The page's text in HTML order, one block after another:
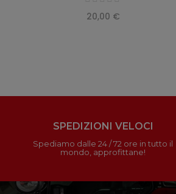
20,00 €
SPEDIZIONI VELOCI
Spediamo dalle 24 / 72 ore in tutto il
mondo, approfittane!